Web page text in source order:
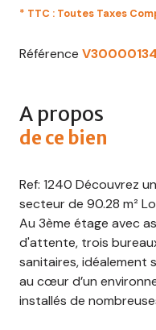
* TTC : Toutes Taxes
Référence V30000134
A propos
de ce bien
Ref: 1240 Découvrez
secteur de 90.28 m²
Au 3ème étage avec
d'attente, trois
sanitaires, idéalement
au cœur d’un
installés de